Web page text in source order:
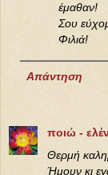
έμαθαν!
Σου
Φιλιά!
Απάντηση
ποιώ -
Θερμή
Ήμουν κι